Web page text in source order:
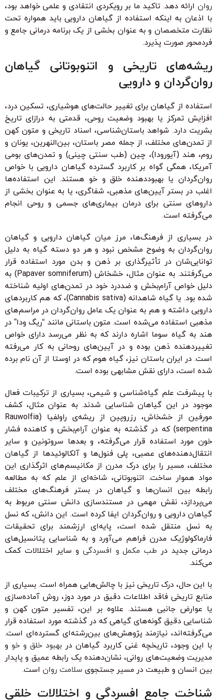
روان ارائه دهد. تاکید ما بر رویکردی انتقادی و علمی خواهد بود،
با اذعان به اینکه استفاده از گیاهان دارویی باید همواره تحت
نظارت متخصصان و به عنوان بخشی از یک برنامه درمانی جامع و
فردمحور صورت پذیرد.
ریشه‌های تاریخی و اتنوبوتانی گیاهان
روان‌گردان و دارویی
استفاده از گیاهان برای تغییر حالت‌های هوشیاری، تسکین درد،
افزایش تمرکز یا بهبود وضعیت روحی، قدمتی به درازای تاریخ
بشریت دارد. شواهد باستان‌شناسی، اسناد تاریخی و متون کهن
از تمدن‌های مختلف، از جمله مصر باستان، بین‌النهرین، یونان و
روم، هند (آیورودا)، چین (طب سنتی چینی) و تمدن‌های بومی
آمریکا، همگی گواه بر کاربرد گسترده گیاهان دارویی با خواص
روان‌گردان یا بهبوددهنده خلق و خو هستند. این استفاده‌ها
اغلب در بستر آیین‌های مذهبی، شفاگری، یا به عنوان بخشی از
داروهای سنتی برای درمان بیماری‌های جسمی و روحی انجام
می‌گرفته است.
در بسیاری از فرهنگ‌ها، مرز میان گیاهان دارویی و گیاهان
روان‌گردان به وضوح مشخص نبود و هر دو دسته گیاه به دلیل
توانایی‌شان در تأثیرگذاری بر ذهن و بدن مورد استفاده قرار
می‌گرفتند. به عنوان مثال، خشخاش (Papaver somniferum) به
دلیل خواص آرام‌بخش و ضددرد خود در تمدن‌های اولیه شناخته
شده بود. یا گیاه شاهدانه (Cannabis sativa)، که هم کاربردهای
دارویی داشته و هم به عنوان یک عامل روان‌گردان در مراسم‌های
مذهبی استفاده می‌شده است. متون باستانی مانند “ریگ ودا” در
هند به گیاه سوما اشاره دارند که به نظر می‌رسد دارای خواص
تغییردهنده ذهن بوده و در آیین‌های روحانی به کار می‌رفته
است. در ایران باستان نیز، گیاه هوم که در اوستا از آن نام برده
شده است، دارای نقش مشابهی بوده است.
با پیشرفت علم گیاه‌شناسی و شیمی، بسیاری از ترکیبات فعال
موجود در این گیاهان شناسایی شدند. به عنوان مثال، کشف
مورفین از خشخاش، رزروپین از ریشه‌ی راولفیا (Rauwolfia
serpentina) که در گذشته به عنوان آرام‌بخش و کاهنده فشار
خون مورد استفاده قرار می‌گرفته، و بعدها سروتونین و سایر
انتقال‌دهنده‌های عصبی، پلی فنول‌ها و آلکالوئیدها از گیاهان
مختلف، مسیر را برای درک مدرن از مکانیسم‌های اثرگذاری این
مواد هموار ساخت. اتنوبوتانی، شاخه‌ای از علم که به مطالعه
رابطه بین انسان‌ها و گیاهان در بستر فرهنگ‌های مختلف
می‌پردازد، نقش مهمی در مستندسازی دانش سنتی مربوط به
گیاهان دارویی و روان‌گردان ایفا کرده است. این دانش، که نسل
به نسل منتقل شده است، پایه‌ای ارزشمند برای تحقیقات
فارماکولوژیک مدرن فراهم می‌آورد و به شناسایی پتانسیل‌های
درمانی جدید در طب مکمل و افسردگی و سایر اختلالات کمک
می‌کند.
با این حال، درک تاریخی نیز با چالش‌هایی همراه است. بسیاری از
منابع تاریخی فاقد اطلاعات دقیق در مورد دوز، روش آماده‌سازی
یا عوارض جانبی هستند. علاوه بر این، تفسیر متون کهن و
شناسایی دقیق گونه‌های گیاهی که در گذشته مورد استفاده قرار
می‌گرفته‌اند، نیازمند پژوهش‌های بین‌رشته‌ای گسترده‌ای است.
با این وجود، تاریخچه غنی کاربرد گیاهان در بهبود خلق و خو و
مدیریت وضعیت‌های روانی، نشان‌دهنده یک رابطه عمیق و پایدار
بین انسان و طبیعت در مسیر جستجوی سلامت روان است.
شناخت جامع افسردگی و اختلالات خلقی